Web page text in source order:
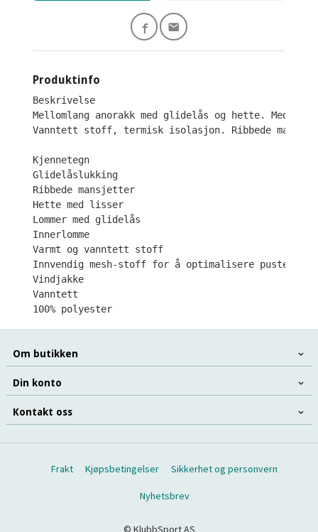
Produktinfo
Beskrivelse
Mellomlang anorakk med glidelås og hette. Med
Vanntett stoff, termisk isolasjon. Ribbede
Kjennetegn
Glidelåslukking
Ribbede mansjetter
Hette med lisser
Lommer med glidelås
Innerlomme
Varmt og vanntett stoff
Innvendig mesh-stoff for å optimalisere pusteevnen
Vindjakke
Vanntett
100% polyester
Om butikken
Din konto
Kontakt oss
Frakt Kjøpsbetingelser Sikkerhet og personvern
Nyhetsbrev
© KlubbSport AS